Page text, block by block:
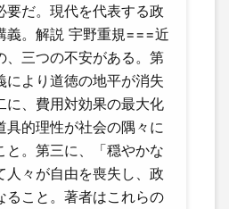
要だ。現代を代表する政
義。解説 宇野重規===近
、三つの不安がある。第
により道徳の地平が消失
に、費用対効果の最大化
具的理性が社会の隅々に
と。第三に、「穏やかな
人々が自由を喪失し、政
ること。著者はこれらの